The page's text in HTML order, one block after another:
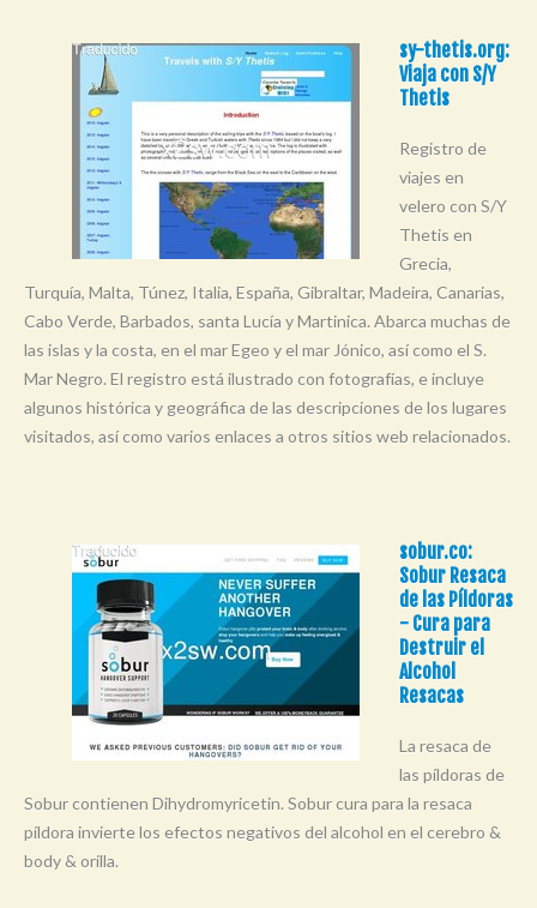
sy-thetis.org:
Viaja con S/Y
Thetis
Registro de
viajes en
velero con S/Y
Thetis en
Grecia,
Turquía, Malta, Túnez, Italia, España, Gibraltar, Madeira, Canarias,
Cabo Verde, Barbados, santa Lucía y Martinica. Abarca muchas de
las islas y la costa, en el mar Egeo y el mar Jónico, así como el S.
Mar Negro. El registro está ilustrado con fotografías, e incluye
algunos histórica y geográfica de las descripciones de los lugares
visitados, así como varios enlaces a otros sitios web relacionados.
sobur.co:
Sobur Resaca
de las Píldoras
- Cura para
Destruir el
Alcohol
Resacas
La resaca de
las píldoras de
Sobur contienen Dihydromyricetin. Sobur cura para la resaca
píldora invierte los efectos negativos del alcohol en el cerebro &
body & orilla.